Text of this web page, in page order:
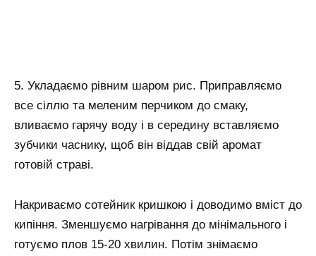
5. Укладаємо рівним шаром рис. Приправляємо
все сіллю та меленим перчиком до смаку,
вливаємо гарячу воду і в середину вставляємо
зубчики часнику, щоб він віддав свій аромат
готовій страві.
Накриваємо сотейник кришкою і доводимо вміст до
кипіння. Зменшуємо нагрівання до мінімального і
готуємо плов 15-20 хвилин. Потім знімаємо